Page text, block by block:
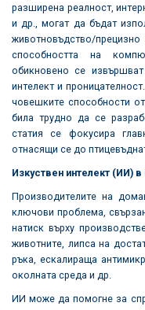
разширена реалност,
и др., могат да бъдат
животновъдство/
способността на
обикновено се
интелект и
човешките способности
била трудно да се
статия се фокусира
отнасящи се до
Изкуствен интелект (ИИ)
Производителите на
ключови проблема,
натиск върху
животните, липса на
ръка, ескалираща
околната среда и др.
ИИ може да помогне за